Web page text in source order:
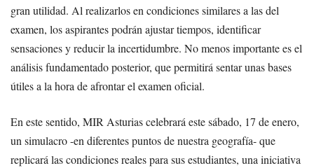
gran utilidad. Al realizarlos en condiciones similares a las del
examen, los aspirantes podrán ajustar tiempos, identificar
sensaciones y reducir la incertidumbre. No menos importante es el
análisis fundamentado posterior, que permitirá sentar unas bases
útiles a la hora de afrontar el examen oficial.
En este sentido, MIR Asturias celebrará este sábado, 17 de enero,
un simulacro -en diferentes puntos de nuestra geografía- que
replicará las condiciones reales para sus estudiantes, una iniciativa